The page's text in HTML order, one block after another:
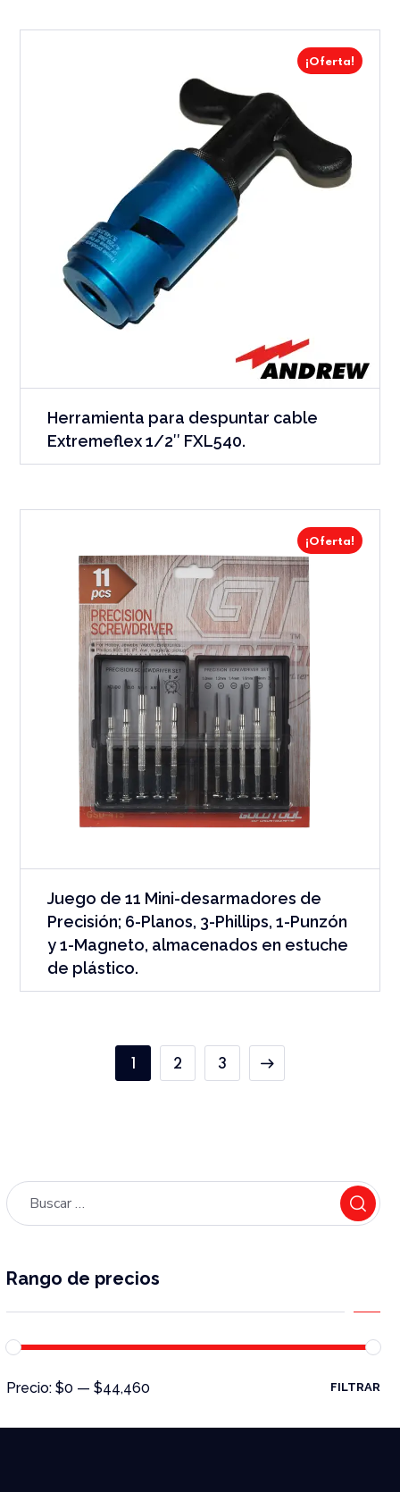
¡Oferta!
Herramienta para despuntar cable
Extremeflex 1/2″ FXL540.
¡Oferta!
Juego de 11 Mini-desarmadores de
Precisión; 6-Planos, 3-Phillips, 1-Punzón
y 1-Magneto, almacenados en estuche
de plástico.
2 3
Rango de precios
FILTRAR
Precio:$0 —$44,460